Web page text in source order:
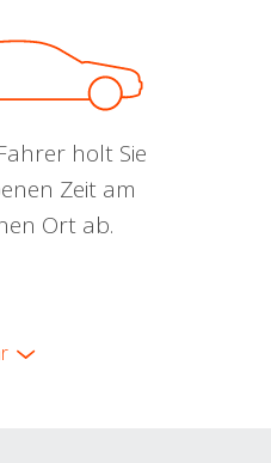
holt Sie
Zeit am
Ort ab.